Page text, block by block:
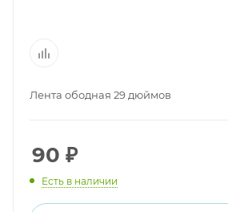
Лента ободная 29 дюймов
90 ₽
Есть в наличии